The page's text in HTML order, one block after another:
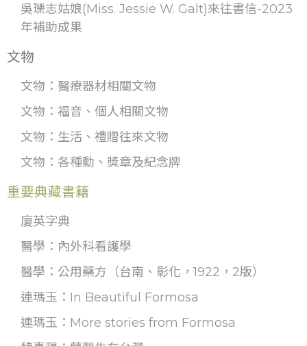
吳瓅志姑娘(Miss. Jessie W. Galt)來往書信-2023
年補助成果
文物
文物：醫療器材相關文物
文物：福音、個人相關文物
文物：生活、禮贈往來文物
文物：各種勳、獎章及紀念牌
重要典藏書籍
廈英字典
醫學：內外科看護學
醫學：公用藥方（台南、彰化，1922，2版）
連瑪玉：In Beautiful Formosa
連瑪玉：More stories from Formosa